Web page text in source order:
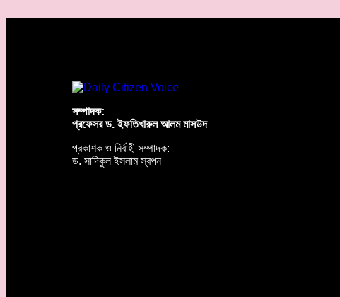
সম্পাদক:
প্রফেসর ড. ইফতিখারুল আলম মাসউদ
প্রকাশক ও নির্বাহী সম্পাদক:
ড. সাদিকুল ইসলাম স্বপন